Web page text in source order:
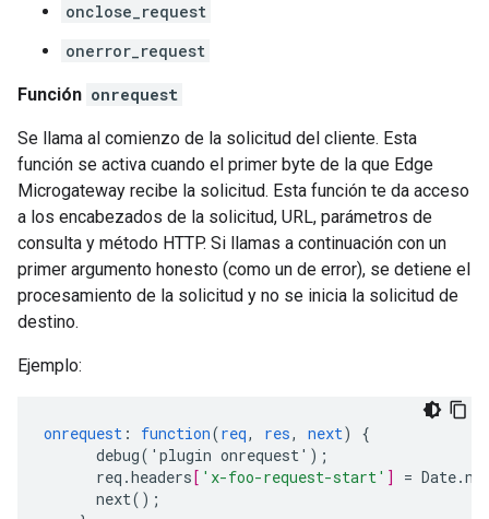
onclose_request
onerror_request
Función onrequest
Se llama al comienzo de la solicitud del cliente. Esta
función se activa cuando el primer byte de la que Edge
Microgateway recibe la solicitud. Esta función te da acceso
a los encabezados de la solicitud, URL, parámetros de
consulta y método HTTP. Si llamas a continuación con un
primer argumento honesto (como un de error), se detiene el
procesamiento de la solicitud y no se inicia la solicitud de
destino.
Ejemplo:
onrequest : function(req, res, next)
{
debug('plugin onrequest') ;
req.headers[ 'x-foo-request-start' ] =
next() ;